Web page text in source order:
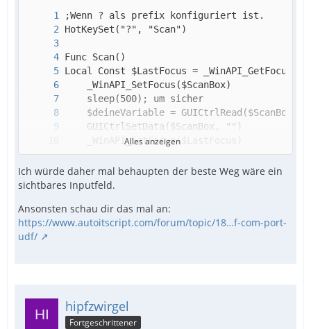
EndFunc
Alles anzeigen
Ich würde daher mal behaupten der beste Weg wäre ein
sichtbares Inputfeld.
Ansonsten schau dir das mal an:
https://www.autoitscript.com/forum/topic/18…f-com-port-
udf/
hipfzwirgel
Fortgeschrittener